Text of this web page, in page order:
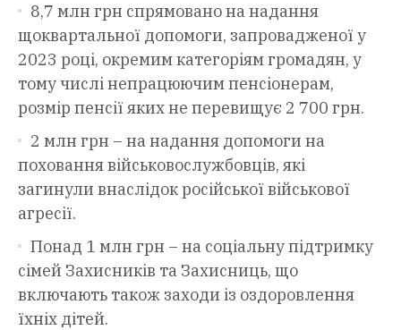
8,7 млн грн спрямовано на надання
щоквартальної допомоги, запровадженої у
2023 році, окремим категоріям громадян, у
тому числі непрацюючим пенсіонерам,
розмір пенсії яких не перевищує 2 700 грн.
2 млн грн – на надання допомоги на
поховання військовослужбовців, які
загинули внаслідок російської військової
агресії.
Понад 1 млн грн – на соціальну підтримку
сімей Захисників та Захисниць, що
включають також заходи із оздоровлення
їхніх дітей.